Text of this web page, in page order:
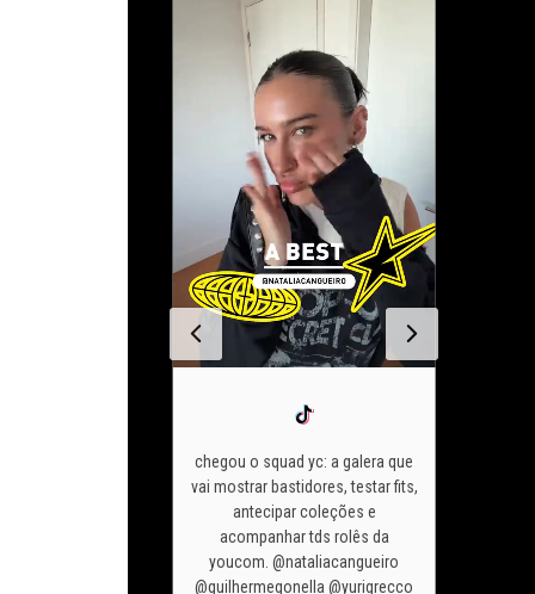
#lojayoucom
chegou o squad yc: a galera que
vai mostrar bastidores, testar fits,
antecipar coleções e
acompanhar tds rolês da
youcom. @nataliacangueiro
@guilhermegonella @yurigrecco